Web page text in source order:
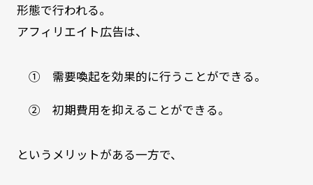
形態で行われる。
アフィリエイト広告は、
① 需要喚起を効果的に行うことができる。
② 初期費用を抑えることができる。
というメリットがある一方で、